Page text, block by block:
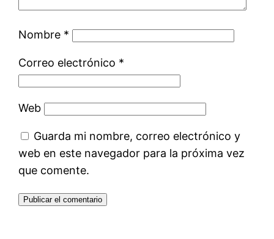
Nombre *
Correo electrónico *
Web
Guarda mi nombre, correo electrónico y
web en este navegador para la próxima vez
que comente.